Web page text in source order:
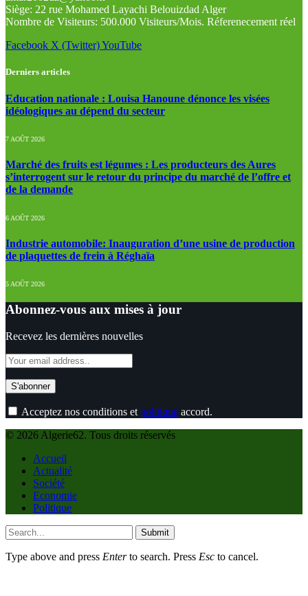
Siège: 22 rue Mohamed Layachi Belouizdad Alger
Nombre de Visiteurs: 500.000 Visiteurs/Mois. Réferenecement réel
Facebook X (Twitter)YouTube
Derniers articles
Education nationale : Louisa Hanoune dénonce les visées
idéologiques au dépend du secteur
7 AOÛT 2026
Marché des fruits est légumes : Les producteurs des Aures
s’interrogent sur le retour du principe du marché de l’offre et
de la demande
6 AOÛT 2026
Industrie automobile: Inauguration d’une usine de production
de plaquettes de frein à Réghaïa
5 AOÛT 2026
Abonnez-vous aux mises à jour
Recevez les dernières nouvelles
Acceptez nos conditions et politique accord.
© 2026 Algerie62. Tous droits réservés
Accueil
Actualité
Société
Economie
Politique
Submit
Type above and press Enterto search. Press Esc to cancel.